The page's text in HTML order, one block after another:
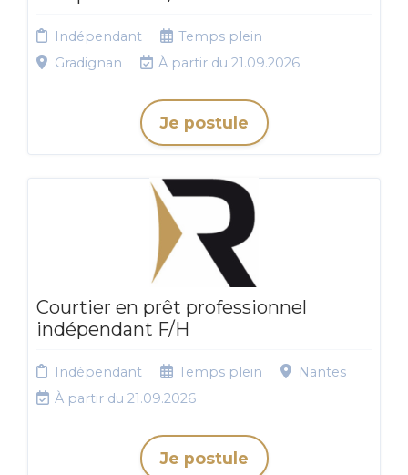
Indépendant
Temps plein
Gradignan
À partir du 21.09.2026
Je postule
Courtier en prêt professionnel
indépendant F/H
Indépendant Temps plein
Nantes
À partir du 21.09.2026
Je postule